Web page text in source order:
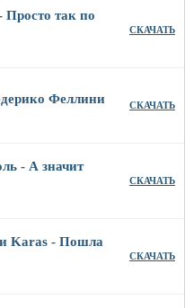
Просто так по
СКАЧАТЬ
Феллини СКАЧАТЬ
- А значит
СКАЧАТЬ
Karas - Пошла
СКАЧАТЬ